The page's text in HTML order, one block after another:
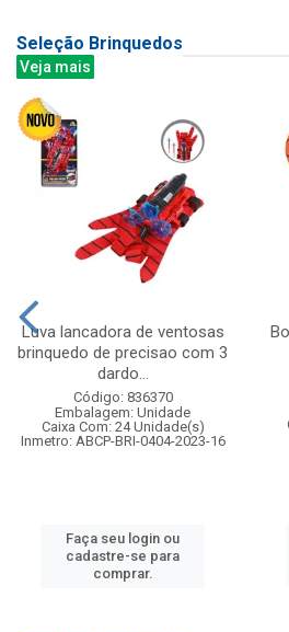
Seleção Brinquedos
Veja mais
Luva lancadora de ventosas
brinquedo de precisao com 3
dardo...
Código: 836370
Embalagem: Unidade
Caixa Com: 24 Unidade(s)
Inmetro: ABCP-BRI-0404-2023-16
Faça seu login ou
cadastre-se para
comprar.